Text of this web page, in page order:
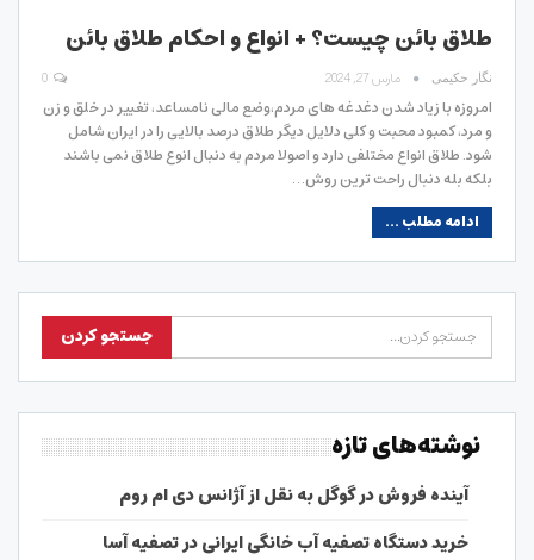
طلاق بائن چیست؟ + انواع و احکام طلاق بائن
نگار حکیمی مارس 27, 2024
امروزه با زیاد شدن دغدغه های مردم،‌وضع مالی نامساعد، تغییر در خلق و زن
و مرد، کمبود محبت و کلی دلایل دیگر طلاق درصد بالایی را در ایران شامل
شود. طلاق انواع مختلفی دارد و اصولا مردم به دنبال انوع طلاق نمی باشند
بلکه بله دنبال راحت ترین روش…
ادامه مطلب ...
نوشته‌های تازه
آینده فروش در گوگل به نقل از آژانس دی ام روم
خرید دستگاه تصفیه آب خانگی ایرانی در تصفیه آسا